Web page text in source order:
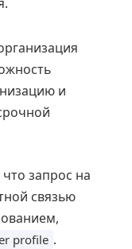
и
запрос на
связью
profile .